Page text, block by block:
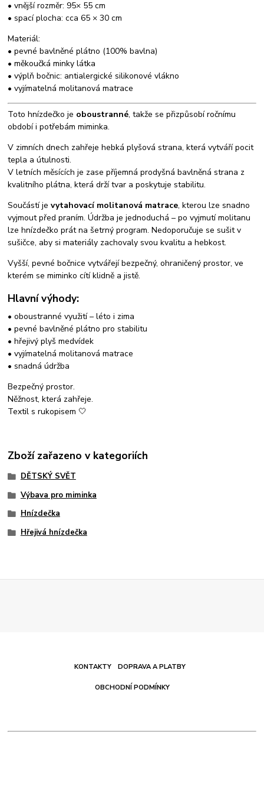
• vnější rozměr: 95× 55 cm
• spací plocha: cca 65 × 30 cm
Materiál:
• pevné bavlněné plátno (100% bavlna)
• měkoučká minky látka
• výplň bočnic: antialergické silikonové vlákno
• vyjímatelná molitanová matrace
Toto hnízdečko je oboustranné, takže se přizpůsobí ročnímu
období i potřebám miminka.
V zimních dnech zahřeje hebká plyšová strana, která vytváří pocit
tepla a útulnosti.
V letních měsících je zase příjemná prodyšná bavlněná strana z
kvalitního plátna, která drží tvar a poskytuje stabilitu.
Součástí jevytahovací molitanová matrace, kterou lze snadno
vyjmout před praním. Údržba je jednoduchá – po vyjmutí molitanu
lze hnízdečko prát na šetrný program. Nedoporučuje se sušit v
sušičce, aby si materiály zachovaly svou kvalitu a hebkost.
Vyšší, pevné bočnice vytvářejí bezpečný, ohraničený prostor, ve
kterém se miminko cítí klidně a jistě.
Hlavní výhody:
• oboustranné využití – léto i zima
• pevné bavlněné plátno pro stabilitu
• hřejivý plyš medvídek
• vyjímatelná molitanová matrace
• snadná údržba
Bezpečný prostor.
Něžnost, která zahřeje.
Textil s rukopisem 🤍
Zboží zařazeno v kategoriích
DĚTSKÝ SVĚT
Výbava pro miminka
Hnízdečka
Hřejivá hnízdečka
KONTAKTY DOPRAVA A PLATBY
OBCHODNÍ PODMÍNKY